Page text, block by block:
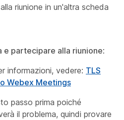
riunione in un'altra scheda
e partecipare alla riunione:
informazioni, vedere: TLS
Webex Meetings
passo prima poiché
il problema, quindi provare